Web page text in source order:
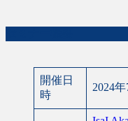
:
開催日
時
2024